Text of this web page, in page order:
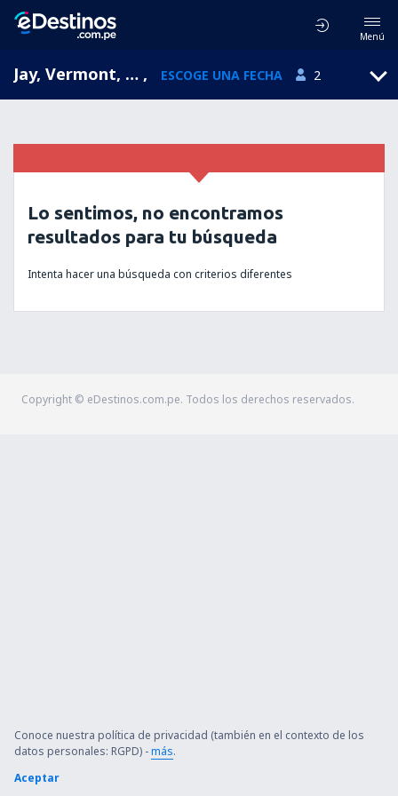
Menú
Jay, Vermont, Estados Unidos , ESCOGE UNA FECHA 2
Lo sentimos, no encontramos
resultados para tu búsqueda
Intenta hacer una búsqueda con criterios diferentes
Copyright © eDestinos.com.pe. Todos los derechos reservados.
Conoce nuestra política de privacidad (también en el contexto de los
datos personales: RGPD) -más.
Aceptar